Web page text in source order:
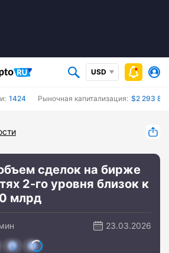
USD
1424 Рыночная капитализация: $2 293
сделок на бирже
2-го уровня близок к
млрд
23.03.2026